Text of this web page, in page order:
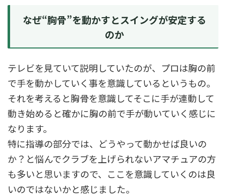
なぜ“胸骨”を動かすとスイングが安定する
のか
テレビを見ていて説明していたのが、プロは胸の前
で手を動かしていく事を意識しているというもの。
それを考えると胸骨を意識してそこに手が連動して
動き始めると確かに胸の前で手が動いていく感じに
なります。
特に指導の部分では、どうやって動かせば良いの
か？と悩んでクラブを上げられないアマチュアの方
も多いと思いますので、ここを意識していくのは良
いのではないかと感じました。